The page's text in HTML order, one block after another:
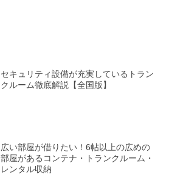
セキュリティ設備が充実しているトラン
クルーム徹底解説【全国版】
広い部屋が借りたい！6帖以上の広めの
部屋があるコンテナ・トランクルーム・
レンタル収納